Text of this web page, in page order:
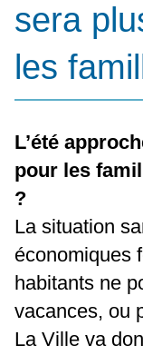
sera
les
L’été
pour les
?
La situation
économiques
habitants ne
vacances, ou
La Ville va